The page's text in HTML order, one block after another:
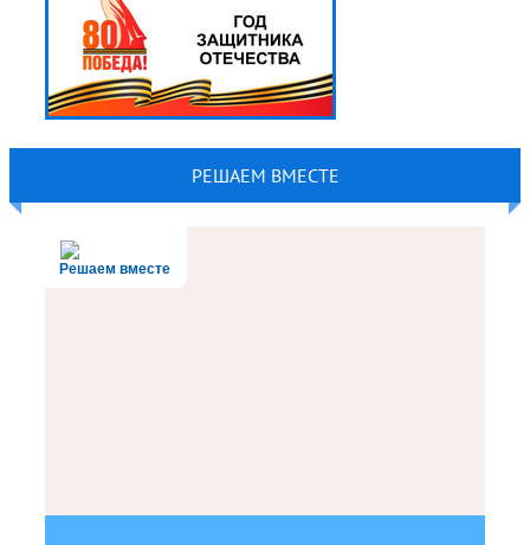
РЕШАЕМ ВМЕСТЕ
Решаем вместе